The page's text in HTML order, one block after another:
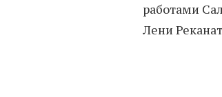
работами
Лени